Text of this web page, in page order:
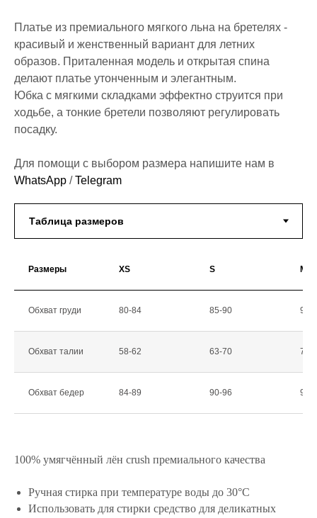
Платье из премиального мягкого льна на бретелях -
красивый и женственный вариант для летних
образов. Приталенная модель и открытая спина
делают платье утонченным и элегантным.
Юбка с мягкими складками эффектно струится при
ходьбе, а тонкие бретели позволяют регулировать
посадку.
Для помощи с выбором размера напишите нам в
WhatsApp / Telegram
Размеры XS S M
Обхват груди 80-84 85-90 91-
Обхват талии 58-62 63-70 71-
Обхват бедер 84-89 90-96 97-
100% умягчённый лён crush премиального качества
Ручная стирка при температуре воды до 30°С
Использовать для стирки средство для деликатных
+7 (913) 425-79-15